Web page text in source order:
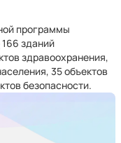
программы
166 зданий
здравоохранения,
35 объектов
безопасности.